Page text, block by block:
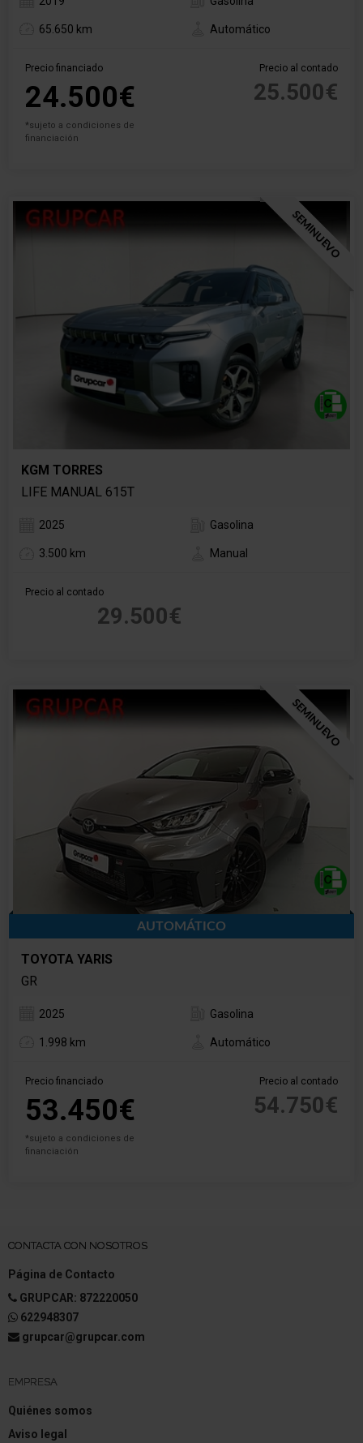
65.650 km Automático
Precio financiado
24.500€
*sujeto a condiciones de
financiación
Precio al contado
25.500€
SEMINUEVO
KGM TORRES
LIFE MANUAL 615T
2025 Gasolina
3.500 km Manual
Precio al contado
29.500€
SEMINUEVO
AUTOMÁTICO
TOYOTA YARIS
GR
2025 Gasolina
1.998 km Automático
Precio financiado
53.450€
*sujeto a condiciones de
financiación
Precio al contado
54.750€
CONTACTA CON NOSOTROS
Página de Contacto
GRUPCAR: 872220050
622948307
grupcar@grupcar.com
EMPRESA
Quiénes somos
Aviso legal